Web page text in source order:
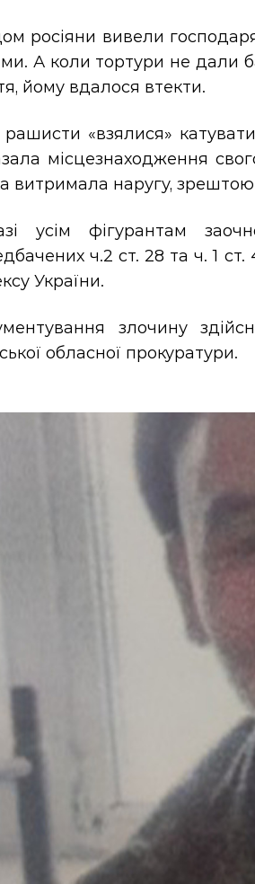
росіяни вивели
А коли тортури не дали
йому вдалося втекти.
рашисти «взялися»
місцезнаходження
витримала наругу,
усім фігурантам
ч.2 ст. 28 та ч. 1
України.
злочину
обласної прокуратури.